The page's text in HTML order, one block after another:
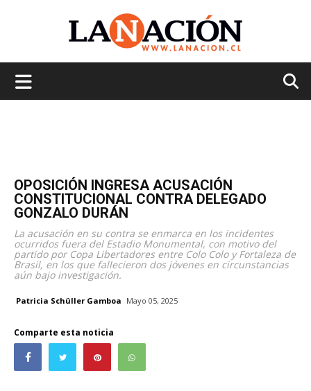
OPOSICIÓN INGRESA ACUSACIÓN
CONSTITUCIONAL CONTRA DELEGADO
GONZALO DURÁN
La acusación en su contra se enmarca en los incidentes
ocurridos fuera del Estadio Monumental, con motivo del
partido por Copa Libertadores entre Colo Colo y Fortaleza de
Brasil, en los que fallecieron dos jóvenes en circunstancias
aún bajo investigación.
Patricia Schüller Gamboa Mayo 05, 2025
Comparte esta noticia